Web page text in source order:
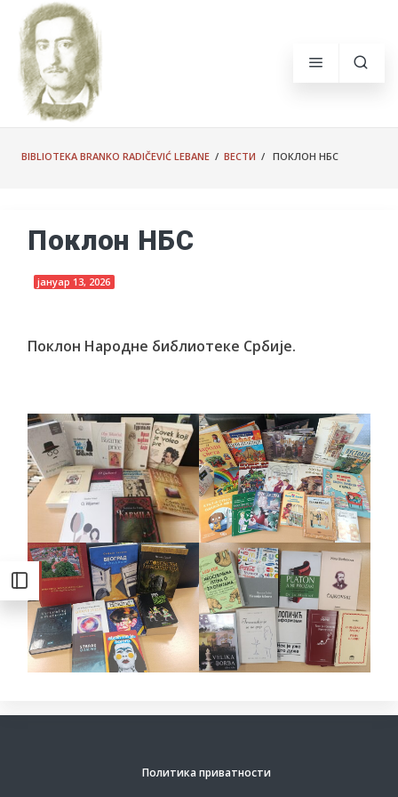
BIBLIOTEKA BRANKO RADIČEVIĆ LEBANE / ВЕСТИ / ПОКЛОН НБС
Поклон НБС
јануар 13, 2026
Поклон Народне библиотеке Србије.
Политика приватности